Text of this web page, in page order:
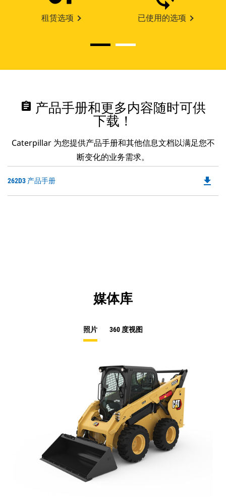
租赁选项 已使用的选项
assignment 产品手册和更多内容随时可供
下载！
Caterpillar 为您提供产品手册和其他信息文档以满足您不
断变化的业务需求。
262D3 产品手册 file_download
媒体库
照片 360 度视图